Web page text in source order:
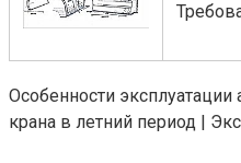
Особенности
крана в летний период |